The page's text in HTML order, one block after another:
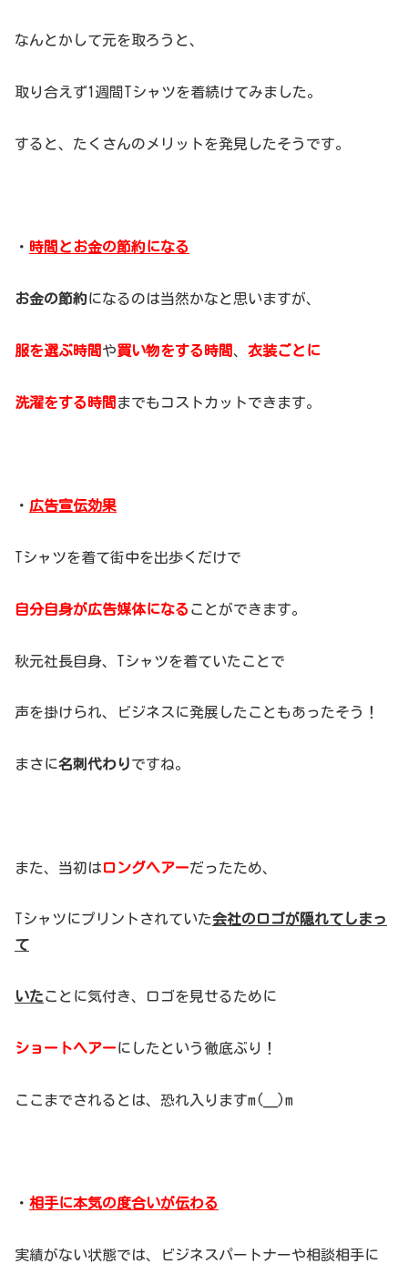
なんとかして元を取ろうと、
取り合えず1週間Tシャツを着続けてみました。
すると、たくさんのメリットを発見したそうです。
・ 時間とお金の節約になる
お金の節約になるのは当然かなと思いますが、
服を選ぶ時間 や買い物をする時間、 衣装ごとに
洗濯をする時間 までもコストカットできます。
・ 広告宣伝効果
Tシャツを着て街中を出歩くだけで
自分自身が広告媒体になる ことができます。
秋元社長自身、Tシャツを着ていたことで
声を掛けられ、ビジネスに発展したこともあったそう！
まさに名刺代わりですね。
また、当初はロングヘアーだったため、
Tシャツにプリントされていた会社のロゴが隠れてしまっ
て
いたことに気付き、ロゴを見せるために
ショートヘアーにしたという徹底ぶり！
ここまでされるとは、恐れ入りますm(__)m
・ 相手に本気の度合いが伝わる
実績がない状態では、ビジネスパートナーや相談相手に